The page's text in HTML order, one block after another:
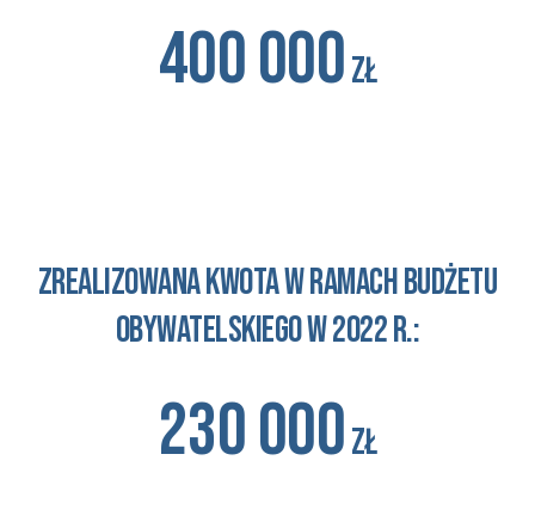
400 000zł
zrealizowanakwota w ramach budżetu
obywatelskiegow 2022 r.:
230 000zł